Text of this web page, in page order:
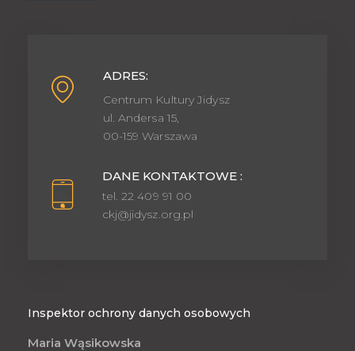
ADRES:
Centrum Kultury Jidysz
ul. Andersa 15,
00-159 Warszawa
DANE KONTAKTOWE :
tel. 22 409 91 00
ckj@jidysz.org.pl
Inspektor ochrony danych osobowych
Maria Wąsikowska